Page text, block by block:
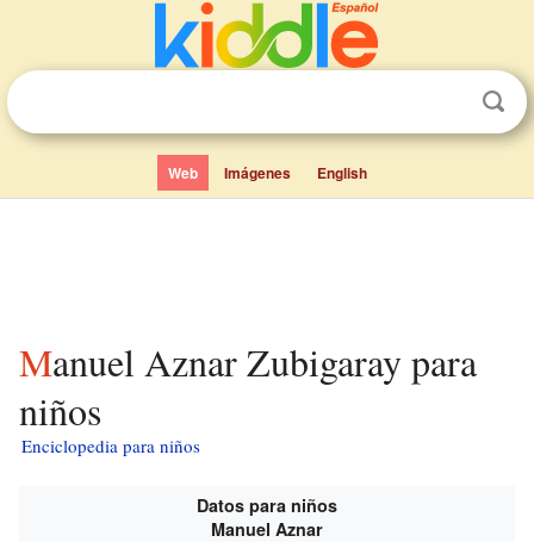
Web Imágenes English
Manuel Aznar Zubigaray para
niños
Enciclopedia para niños
Datos para niños
Manuel Aznar